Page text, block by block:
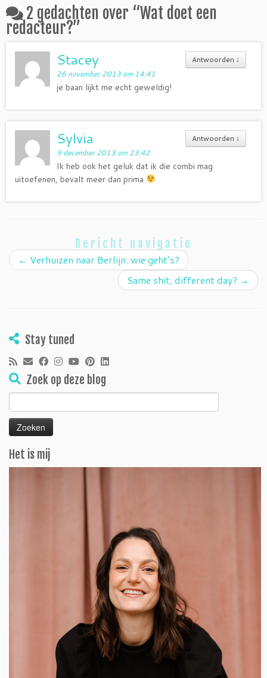
2 gedachten over “Wat doet een
redacteur?”
Antwoorden ↓
Stacey
26 november 2013 om 14:41
je baan lijkt me echt geweldig!
Antwoorden ↓
Sylvia
9 december 2013 om 23:42
Ik heb ook het geluk dat ik die combi mag
uitoefenen, bevalt meer dan prima
Bericht navigatie
← Verhuizen naar Berlijn: wie geht’s?
Same shit, different day? →
Stay tuned
Zoek op deze blog
Zoeken
naar:
Het is mij